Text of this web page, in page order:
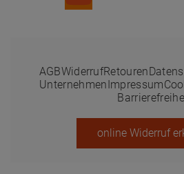
AGBWiderrufRetouren
UnternehmenImpressum
online Widerruf